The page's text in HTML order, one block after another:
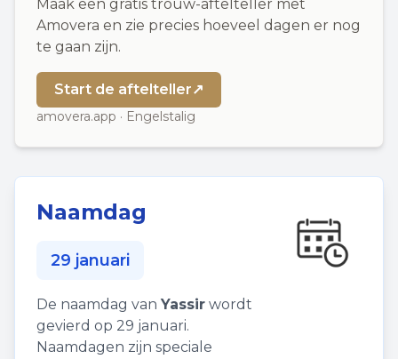
Maak een gratis trouw-aftelteller met
Amovera en zie precies hoeveel dagen er nog
te gaan zijn.
Start de aftelteller↗
amovera.app · Engelstalig
Naamdag
29 januari
De naamdag van Yassir wordt
gevierd op 29 januari.
Naamdagen zijn speciale